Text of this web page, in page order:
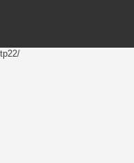
tp22/